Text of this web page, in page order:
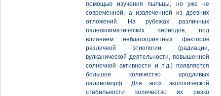
помощью изучения пыльцы, но уже не
современной, а извлеченной из древних
отложений. На рубежах различных
палеоклиматических периодов, под
влиянием неблагоприятных факторов
различной этиологии (радиации,
вулканической деятельности, повышенной
солнечной активности и т.д.) появляется
большое количество уродливых
палиноморф. Для эпох экологической
стабильности количество их резко